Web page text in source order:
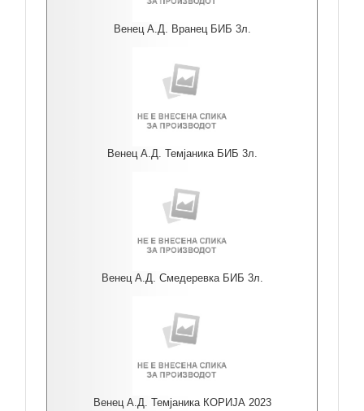
Венец А.Д. Вранец БИБ 3л.
Венец А.Д. Темјаника БИБ 3л.
Венец А.Д. Смедеревка БИБ 3л.
Венец А.Д. Темјаника КОРИЈА 2023